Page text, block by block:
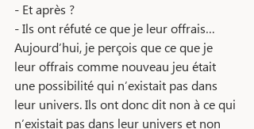
- Et après ?
- Ils ont réfuté ce que je leur offrais…
Aujourd’hui, je perçois que ce que je
leur offrais comme nouveau jeu était
une possibilité qui n’existait pas dans
leur univers. Ils ont donc dit non à ce qui
n’existait pas dans leur univers et non